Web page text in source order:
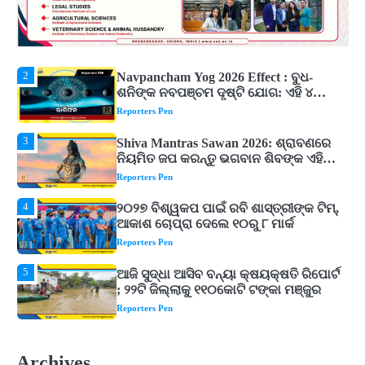
Navpancham Yog 2026 Effect : ବୁଧ-
ଶନିଙ୍କ ନବପଞ୍ଚମ ଦୃଷ୍ଟି ଯୋଗ: ଏହି ୪
ରାଶିଙ୍କୁ ମିଳିପାରେ ବଡ଼ ଆର୍ଥିକ ଲାଭ
Reporters Pen
3
Shiva Mantras Sawan 2026: ଶ୍ରାବଣରେ
ନିୟମିତ ଜପ କରନ୍ତୁ ଭଗବାନ ଶିବଙ୍କ ଏହି
୩ଟି ଶକ୍ତିଶାଳୀ ମନ୍ତ୍ର, ଦୂର ହୋଇପାରେ
ଆର୍ଥିକ ସଙ୍କଟ
Reporters Pen
4
୨୦୨୭ ବିଶ୍ୱକପ ପାଇଁ ରବି ଶାସ୍ତ୍ରୀଙ୍କ ଟିମ୍,
ଆକାଶ ଚୋପ୍ରା ଦେଲେ ୧୦ରୁ ୮ ମାର୍କ
Reporters Pen
5
ଆଜି ସୁଦ୍ଧା ଆସିବ ବନ୍ୟା କ୍ଷୟକ୍ଷତି ରିପୋର୍ଟ
; ୨୨ଟି ଜିଲ୍ଲାକୁ ୧୧୦କୋଟି ଟଙ୍କା ମଞ୍ଜୁର
Reporters Pen
1
ଓଡ଼ିଶା ଫୁଡ୍ ପ୍ରୋ ୨୦୨୬ : ୪୩,୪୩୭ କୋଟି
ଟଙ୍କାର ନିବେଶ ପ୍ରସ୍ତାବ ହାସଲ
Reporters Pen